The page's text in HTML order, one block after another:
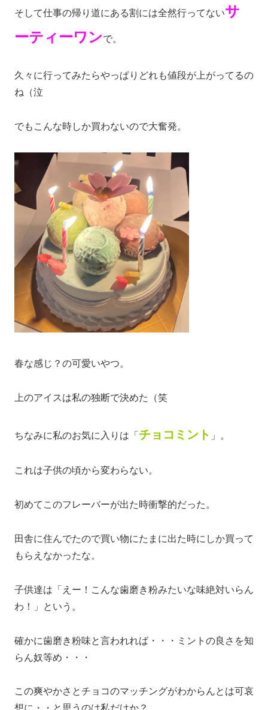
そして仕事の帰り道にある割には全然行ってないサ
ーティーワンで。
久々に行ってみたらやっぱりどれも値段が上がってるの
ね（泣
でもこんな時しか買わないので大奮発。
春な感じ？の可愛いやつ。
上のアイスは私の独断で決めた（笑
ちなみに私のお気に入りは「 チョコミント 」。
これは子供の頃から変わらない。
初めてこのフレーバーが出た時衝撃的だった。
田舎に住んでたので買い物にたまに出た時にしか買って
もらえなかったな。
子供達は「えー！こんな歯磨き粉みたいな味絶対いらん
わ！」という。
確かに歯磨き粉味と言われれば・・・ミントの良さを知
らん奴等め・・・
この爽やかさとチョコのマッチングがわからんとは可哀